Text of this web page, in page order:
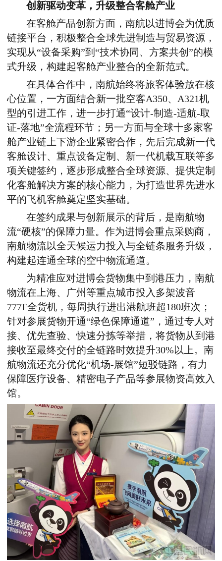
创新驱动变革，升级整合客舱产业
在客舱产品创新方面，南航以进博会为优质
链接平台， 积极整合全球先进制造与贸易资源，
实现从“设备采购”到“技术协同、方案共创”的模
式升级，构建起客舱产业整合的全新范式。
在具体合作中，南航始终将旅客体验放在核
心位置，一方面结合新一批空客A350、 A321机
型的引进工作，进一步打通“设计-制造-适航-取
证-落地”全流程环节；另一方面与全球十多家客
舱产业链上下游企业紧密合作，先后完成新一代
客舱设计、重点设备定制、新一代机载互联等多
项关键签约，逐步形成整合全球资源、提供定制
化客舱解决方案的核心能力，为打造世界先进水
平的飞机客舱奠定坚实基础。
在签约成果与创新展示的背后，是南航物
流“硬核”的保障力量。作为进博会重点采购商 ，
南航物流以全天候运力投入与全链条服务升级，
构建起连通全球的空中物流通道。
为精准应对进博会货物集中到港压力，南航
物流在上海、广州等重点城市投入多架波音
777F全货机，每周执行进出港航班超180班次；
针对参展货物开通“绿色保障通道” ，通过专人对
接、优先查验、快速分拣等举措，将货物从到港
接收至最终交付的全链路时效提升30%以上。南
航物流还充分优化“机场-展馆”短驳链路，有力
保障医疗设备、精密电子产品等参展物资高效入
馆。